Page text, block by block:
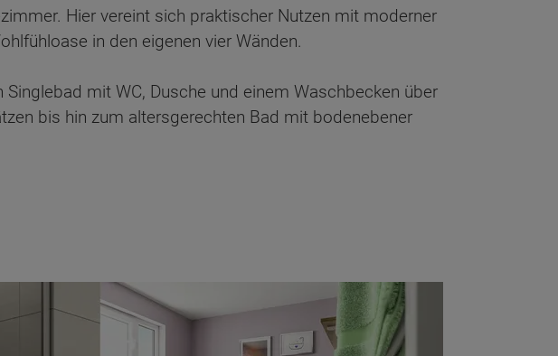
Hier vereint sich praktischer Nutzen mit moderner
in den eigenen vier Wänden.
mit WC, Dusche und einem Waschbecken über
bis hin zum altersgerechten Bad mit bodenebener